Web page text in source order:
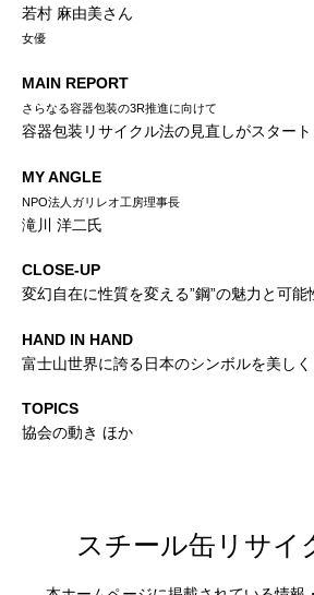
若村 麻由美さん
女優
MAIN REPORT
さらなる容器包装の3R推進に向けて
容器包装リサイクル法の見直しがスタート
MY ANGLE
NPO法人ガリレオ工房理事長
滝川 洋二氏
CLOSE-UP
変幻自在に性質を変える”鋼”の魅力と可能
HAND IN HAND
富士山世界に誇る日本のシンボルを美しく
TOPICS
協会の動き ほか
スチール缶リサイ